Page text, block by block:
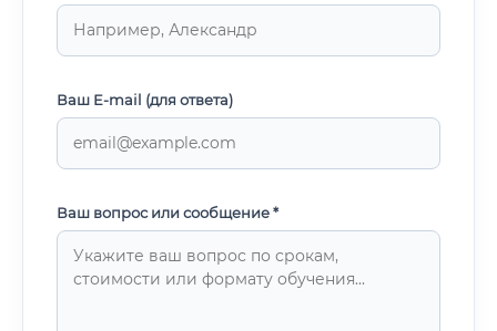
Ваш E-mail (для ответа)
Ваш вопрос или сообщение *